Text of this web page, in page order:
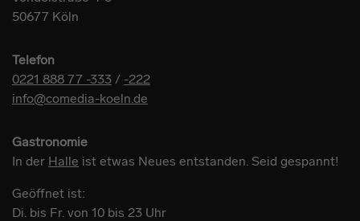
50677 Köln
Telefon
0221 888 77 -333 / -222
info@comedia-koeln.de
Gastronomie
In der Halle ist etwas Neues entstanden. Seid gespannt!
Geöffnet ist:
Di. bis Fr. von 10 bis 23 Uhr